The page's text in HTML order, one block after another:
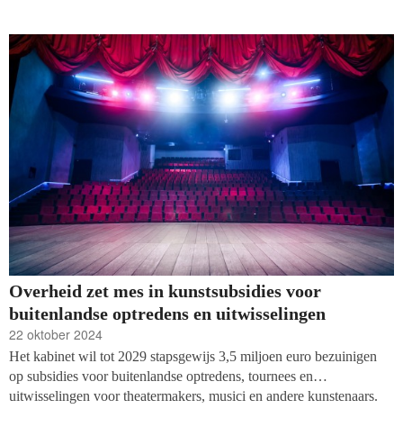
opgeroepen een alternatief te zoeken. Zonder de steun van deze
partijen halen de plannen in de Eerste Kamer geen meerderheid.
Overheid zet mes in kunstsubsidies voor
buitenlandse optredens en uitwisselingen
22 oktober 2024
Het kabinet wil tot 2029 stapsgewijs 3,5 miljoen euro bezuinigen
op subsidies voor buitenlandse optredens, tournees en
uitwisselingen voor theatermakers, musici en andere kunstenaars.